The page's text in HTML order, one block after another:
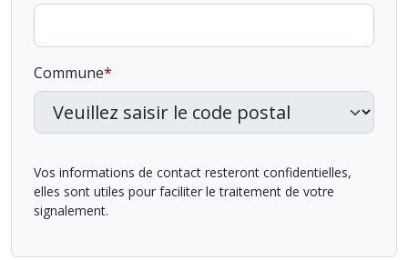
Commune
Vos informations de contact resteront confidentielles,
elles sont utiles pour faciliter le traitement de votre
signalement.